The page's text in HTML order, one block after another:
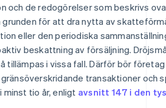
och de redogörelser som beskrivs
grunden för att dra nytta av
eller den periodiska
beskattning av försäljning.
tillämpas i vissa fall. Därför bör
transaktioner och
minst tio år, enligt avsnitt 147 i den